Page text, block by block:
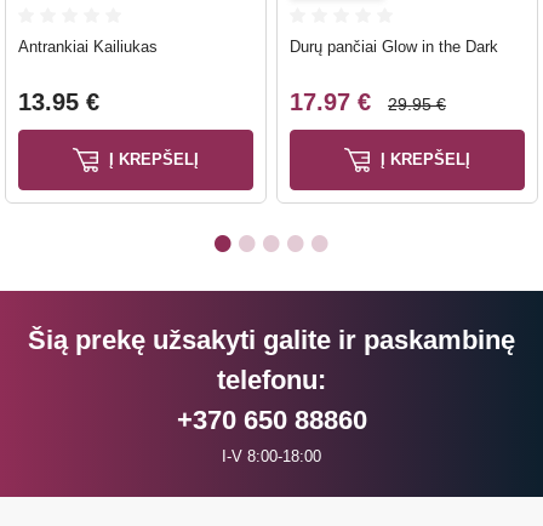
Antrankiai Kailiukas
13.95 €
Į KREPŠELĮ
Durų pančiai Glow in the Dark
17.97 € 29.95 €
Į KREPŠELĮ
Šią prekę užsakyti galite ir paskambinę
telefonu:
+370 650 88860
I-V 8:00-18:00